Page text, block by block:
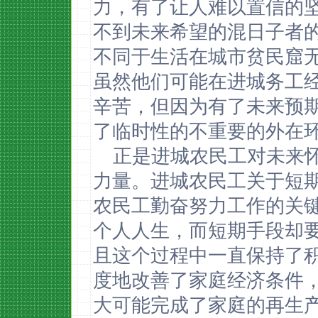
力，有了让人难以置信的
不到未来希望的混日子者
不同于生活在城市贫民窟
虽然他们可能在进城务工
辛苦，但因为有了未来预
了临时性的不重要的外在
正是进城农民工对未来
力量。进城农民工关于短
农民工勤奋努力工作的关
个人人生，而短期手段却
且这个过程中一直保持了
度地改善了家庭经济条件
大可能完成了家庭的再生